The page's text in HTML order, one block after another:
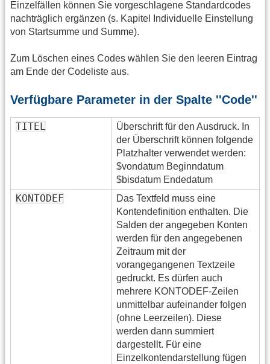
Einzelfällen können Sie vorgeschlagene Standardcodes
nachträglich ergänzen (s. Kapitel Individuelle Einstellung
von Startsumme und Summe).
Zum Löschen eines Codes wählen Sie den leeren Eintrag
am Ende der Codeliste aus.
Verfügbare Parameter in der Spalte ''Code''
TITEL
Überschrift für den Ausdruck. In
der Überschrift können folgende
Platzhalter verwendet werden:
$vondatum Beginndatum
$bisdatum Endedatum
KONTODEF
Das Textfeld muss eine
Kontendefinition enthalten. Die
Salden der angegeben Konten
werden für den angegebenen
Zeitraum mit der
vorangegangenen Textzeile
gedruckt. Es dürfen auch
mehrere KONTODEF-Zeilen
unmittelbar aufeinander folgen
(ohne Leerzeilen). Diese
werden dann summiert
dargestellt. Für eine
Einzelkontendarstellung fügen